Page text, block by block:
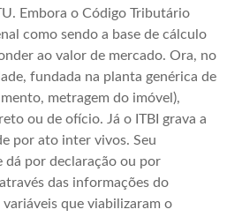
Embora o Código Tributário
como sendo a base de cálculo
ao valor de mercado. Ora, no
fundada na planta genérica de
metragem do imóvel),
ou de ofício. Já o ITBI grava a
por ato inter vivos. Seu
dá por declaração ou por
das informações do
que viabilizaram o